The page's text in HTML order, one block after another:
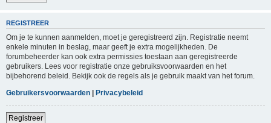
REGISTREER
Om je te kunnen aanmelden, moet je geregistreerd zijn. Registratie neemt
enkele minuten in beslag, maar geeft je extra mogelijkheden. De
forumbeheerder kan ook extra permissies toestaan aan geregistreerde
gebruikers. Lees voor registratie onze gebruiksvoorwaarden en het
bijbehorend beleid. Bekijk ook de regels als je gebruik maakt van het forum.
Gebruikersvoorwaarden | Privacybeleid
Registreer